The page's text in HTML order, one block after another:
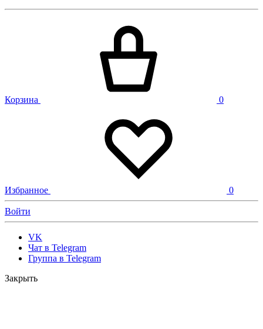
Корзина 0
Избранное 0
Войти
VK
Чат в Telegram
Группа в Telegram
Закрыть